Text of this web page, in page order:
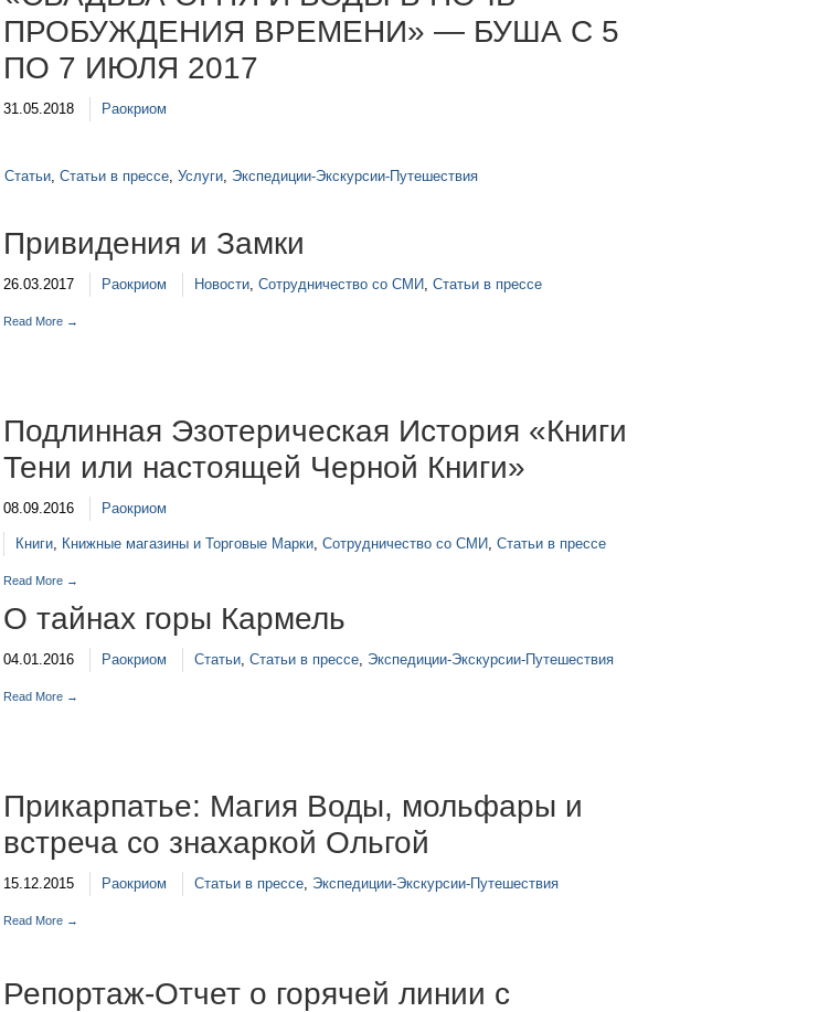
ПРОБУЖДЕНИЯ ВРЕМЕНИ» — БУША С 5
ПО 7 ИЮЛЯ 2017
31.05.2018 Раокриом
Статьи, Статьи в прессе, Услуги, Экспедиции-Экскурсии-Путешествия
Привидения и Замки
26.03.2017 Раокриом Новости,Сотрудничество со СМИ,Статьи в прессе
Read More →
Подлинная Эзотерическая История «Книги
Тени или настоящей Черной Книги»
08.09.2016 Раокриом
Книги, Книжные магазины и Торговые Марки,Сотрудничество со СМИ,Статьи в прессе
Read More →
О тайнах горы Кармель
04.01.2016 Раокриом Статьи,Статьи в прессе, Экспедиции-Экскурсии-Путешествия
Read More →
Прикарпатье: Магия Воды, мольфары и
встреча со знахаркой Ольгой
15.12.2015 Раокриом Статьи в прессе, Экспедиции-Экскурсии-Путешествия
Read More →
Репортаж-Отчет о горячей линии с